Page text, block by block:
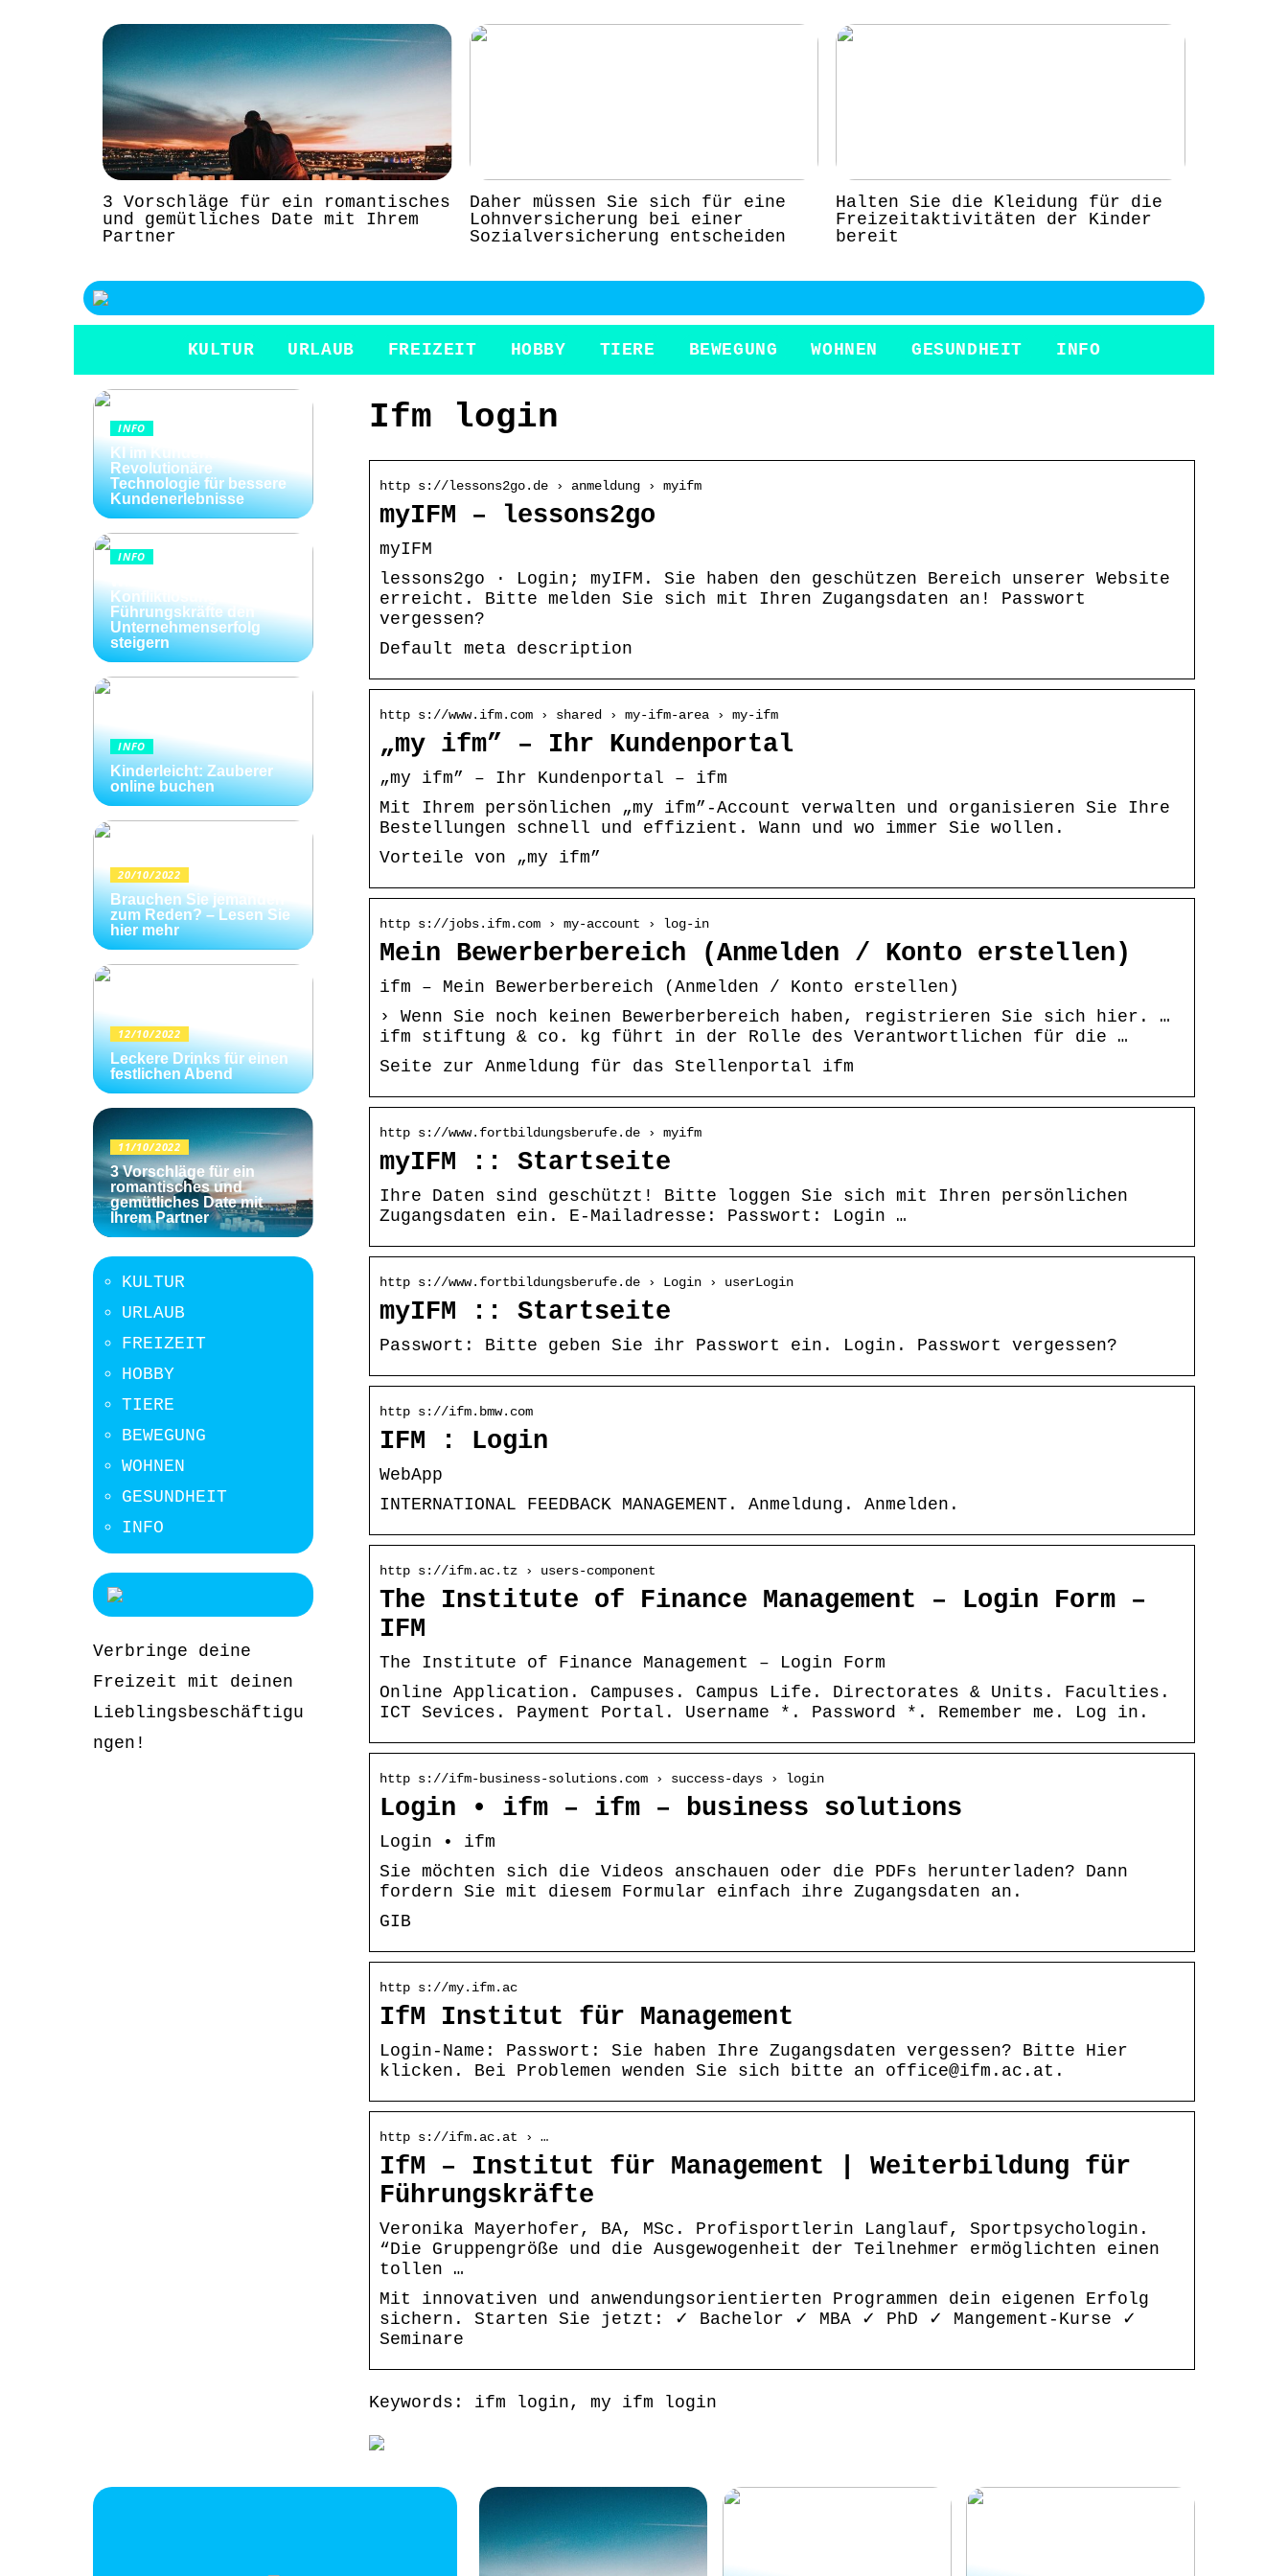
3 Vorschläge für ein romantisches
und gemütliches Date mit Ihrem
Partner
Daher müssen Sie sich für eine
Lohnversicherung bei einer
Sozialversicherung entscheiden
Halten Sie die Kleidung für die
Freizeitaktivitäten der Kinder
bereit
KULTUR URLAUB FREIZEIT HOBBY TIERE BEWEGUNG WOHNEN GESUNDHEIT INFO
Ifm login
http s://lessons2go.de › anmeldung › myifm
myIFM – lessons2go
myIFM
lessons2go · Login; myIFM. Sie haben den geschützen Bereich unserer Website
erreicht. Bitte melden Sie sich mit Ihren Zugangsdaten an! Passwort
vergessen?
Default meta description
http s://www.ifm.com › shared › my-ifm-area › my-ifm
„my ifm” – Ihr Kundenportal
„my ifm” – Ihr Kundenportal – ifm
Mit Ihrem persönlichen „my ifm”-Account verwalten und organisieren Sie Ihre
Bestellungen schnell und effizient. Wann und wo immer Sie wollen.
Vorteile von „my ifm”
http s://jobs.ifm.com › my-account › log-in
Mein Bewerberbereich (Anmelden / Konto erstellen)
ifm – Mein Bewerberbereich (Anmelden / Konto erstellen)
› Wenn Sie noch keinen Bewerberbereich haben, registrieren Sie sich hier. …
ifm stiftung & co. kg führt in der Rolle des Verantwortlichen für die …
Seite zur Anmeldung für das Stellenportal ifm
http s://www.fortbildungsberufe.de › myifm
myIFM :: Startseite
Ihre Daten sind geschützt! Bitte loggen Sie sich mit Ihren persönlichen
Zugangsdaten ein. E-Mailadresse: Passwort: Login …
http s://www.fortbildungsberufe.de › Login › userLogin
myIFM :: Startseite
Passwort: Bitte geben Sie ihr Passwort ein. Login. Passwort vergessen?
http s://ifm.bmw.com
IFM : Login
WebApp
INTERNATIONAL FEEDBACK MANAGEMENT. Anmeldung. Anmelden.
http s://ifm.ac.tz › users-component
The Institute of Finance Management – Login Form –
IFM
The Institute of Finance Management – Login Form
Online Application. Campuses. Campus Life. Directorates & Units. Faculties.
ICT Sevices. Payment Portal. Username *. Password *. Remember me. Log in.
http s://ifm-business-solutions.com › success-days › login
Login • ifm – ifm – business solutions
Login • ifm
Sie möchten sich die Videos anschauen oder die PDFs herunterladen? Dann
fordern Sie mit diesem Formular einfach ihre Zugangsdaten an.
GIB
http s://my.ifm.ac
IfM Institut für Management
Login-Name: Passwort: Sie haben Ihre Zugangsdaten vergessen? Bitte Hier
klicken. Bei Problemen wenden Sie sich bitte an office@ifm.ac.at.
http s://ifm.ac.at › …
IfM – Institut für Management | Weiterbildung für
Führungskräfte
Veronika Mayerhofer, BA, MSc. Profisportlerin Langlauf, Sportpsychologin.
“Die Gruppengröße und die Ausgewogenheit der Teilnehmer ermöglichten einen
tollen …
Mit innovativen und anwendungsorientierten Programmen dein eigenen Erfolg
sichern. Starten Sie jetzt: ✓ Bachelor ✓ MBA ✓ PhD ✓ Mangement-Kurse ✓
Seminare
Keywords: ifm login, my ifm login
INFO
KI im Kundenservice:
Revolutionäre
Technologie für bessere
Kundenerlebnisse
INFO
Konfliktlösungen der
Führungskräfte den
Unternehmenserfolg
steigern
INFO
Kinderleicht: Zauberer
online buchen
20/10/2022
Brauchen Sie jemanden
zum Reden? – Lesen Sie
hier mehr
12/10/2022
Leckere Drinks für einen
festlichen Abend
11/10/2022
3 Vorschläge für ein
romantisches und
gemütliches Date mit
Ihrem Partner
KULTUR
URLAUB
FREIZEIT
HOBBY
TIERE
BEWEGUNG
WOHNEN
GESUNDHEIT
INFO
Verbringe deine
Freizeit mit deinen
Lieblingsbeschäftigu
ngen!